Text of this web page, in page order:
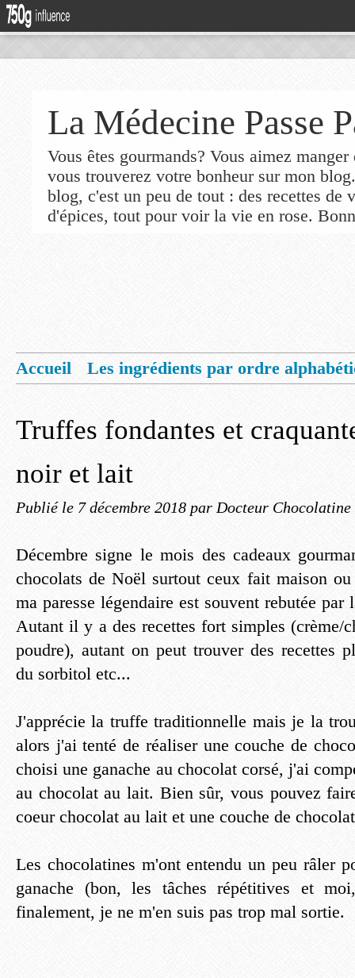
La Médecine Passe
Vous êtes gourmands? Vous aimez
vous trouverez votre bonheur sur mon
blog, c'est un peu de tout : des recettes de
d'épices, tout pour voir la vie en rose.
Accueil
Les ingrédients par ordre
Truffes fondantes et
noir et lait
Publié le 7 décembre 2018 par Docteur Chocolatine
Décembre signe le mois des cadeaux
chocolats de Noël surtout ceux fait maison
ma paresse légendaire est souvent rebutée
Autant il y a des recettes fort simples (crème/
poudre), autant on peut trouver des recettes
du sorbitol etc...
J'apprécie la truffe traditionnelle mais je la
alors j'ai tenté de réaliser une couche de
choisi une ganache au chocolat corsé, j'ai
au chocolat au lait. Bien sûr, vous pouvez
coeur chocolat au lait et une couche de
Les chocolatines m'ont entendu un peu râler
ganache (bon, les tâches répétitives et
finalement, je ne m'en suis pas trop mal sortie.